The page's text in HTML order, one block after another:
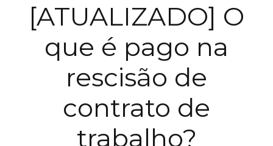
[ATUALIZADO] O
que é pago na
rescisão de
contrato de
trabalho?